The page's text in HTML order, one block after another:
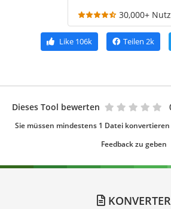
30,000+
Like 106k Teilen 2k
Dieses Tool bewerten
Sie müssen mindestens 1 Datei
Feedback zu geben
KONVERTER